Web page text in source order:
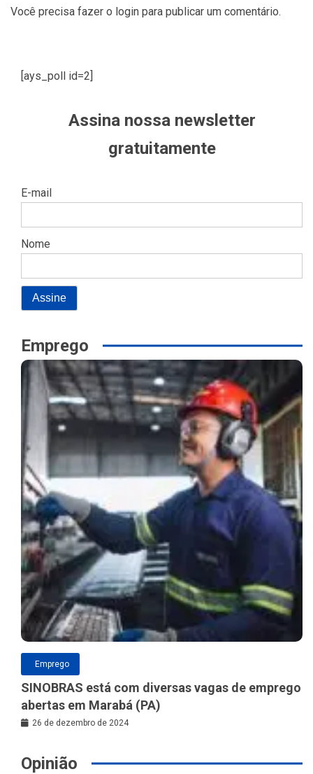
Você precisa fazer o login para publicar um comentário.
[ays_poll id=2]
Assina nossa newsletter
gratuitamente
E-mail
Nome
Emprego
Emprego
SINOBRAS está com diversas vagas de emprego
abertas em Marabá (PA)
26 de dezembro de 2024
Opinião